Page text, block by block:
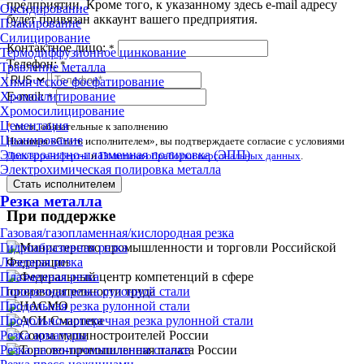
Оксидирование
Плакирование
Силицирование
Термодиффузионное цинкование
Травление металла
Химическое фосфатирование
Хромоалитирование
Хромосилицирование
Цементация
Цианирование
Электролитно-плазменная полировка (ЭПП)
Электрохимическая полировка металла
Резка металла
Газовая/газопламенная/кислородная резка
Гидроабразивная резка
Лазерная резка
Плазменная резка
Поперечная резка рулонной стали
Продольная резка рулонной стали
Продольно-поперечная резка рулонной стали
Резка арматуры
Резка на ленточнопильном станке
предприятии. Кроме того, к указанному здесь e-mail адресу
будет привязан аккаунт вашего предприятия.
Контактное лицо:*
Телефон:*
E-mail:*
*поля, обязательные к заполнению
Нажимая «Стать исполнителем», вы подтверждаете согласие с условиями
Договора-офертыиПолитики обработки персональных данных
Стать исполнителем
При поддержке